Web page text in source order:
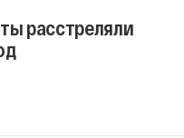
расстреляли